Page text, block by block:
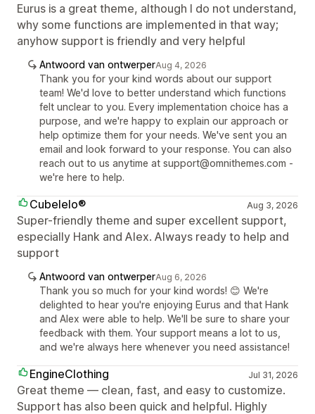
Eurus is a great theme, although I do not understand,
why some functions are implemented in that way;
anyhow support is friendly and very helpful
Antwoord van ontwerperAug 4, 2026
Thank you for your kind words about our support
team! We'd love to better understand which functions
felt unclear to you. Every implementation choice has a
purpose, and we're happy to explain our approach or
help optimize them for your needs. We've sent you an
email and look forward to your response. You can also
reach out to us anytime at support@omnithemes.com -
we're here to help.
Cubelelo® Aug 3, 2026
Super-friendly theme and super excellent support,
especially Hank and Alex. Always ready to help and
support
Antwoord van ontwerperAug 6, 2026
Thank you so much for your kind words! 😊 We're
delighted to hear you're enjoying Eurus and that Hank
and Alex were able to help. We'll be sure to share your
feedback with them. Your support means a lot to us,
and we're always here whenever you need assistance!
EngineClothing Jul 31, 2026
Great theme — clean, fast, and easy to customize.
Support has also been quick and helpful. Highly